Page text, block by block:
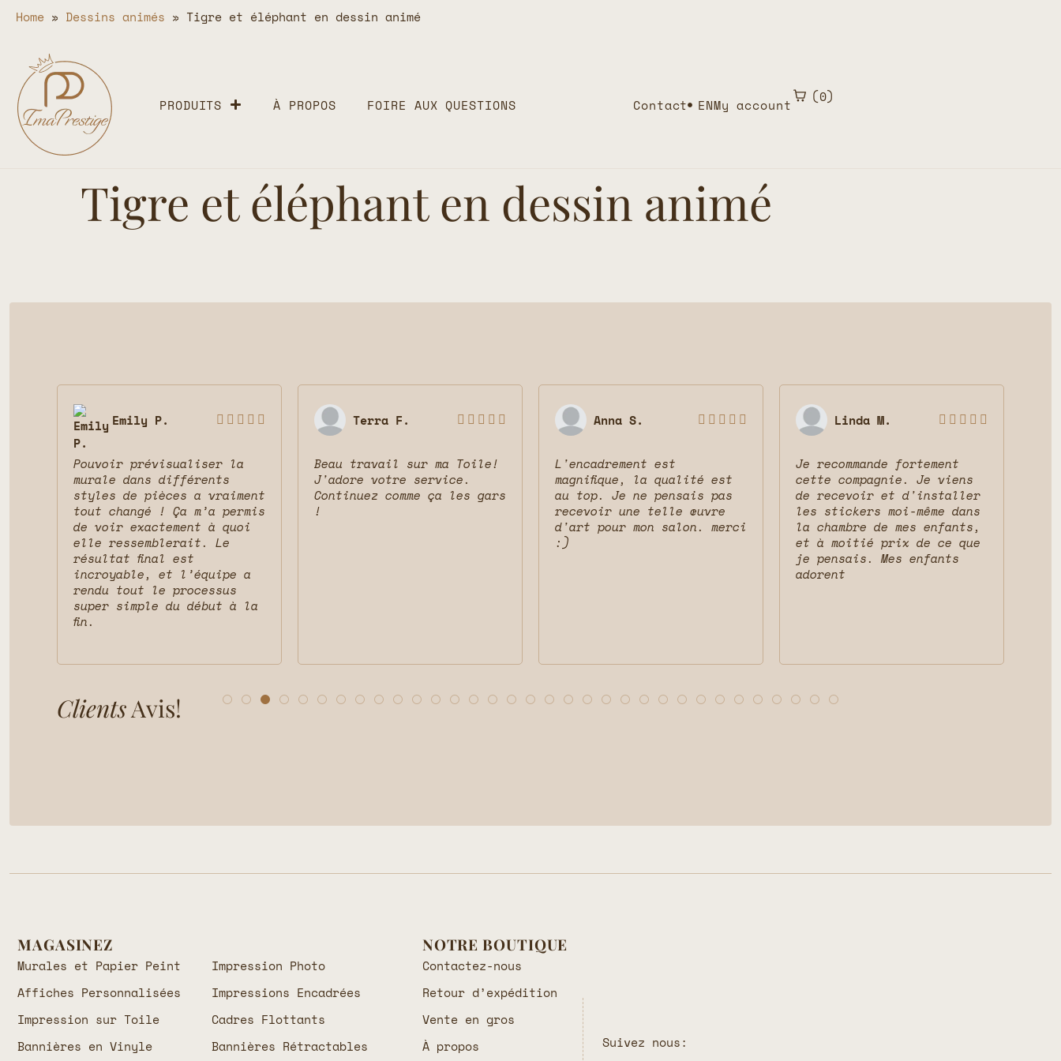
Home » Dessins animés » Tigre et éléphant en dessin animé
PRODUITS À PROPOS FOIRE AUX QUESTIONS Contact ENMy account 0
Tigre et éléphant en dessin animé
Emily P.     
Pouvoir prévisualiser la
murale dans différents
styles de pièces a vraiment
tout changé ! Ça m’a permis
de voir exactement à quoi
elle ressemblerait. Le
résultat final est
incroyable, et l’équipe a
rendu tout le processus
super simple du début à la
fin.
Terra F.     
Beau travail sur ma Toile!
J'adore votre service.
Continuez comme ça les gars
!
Anna S.     
L'encadrement est
magnifique, la qualité est
au top. Je ne pensais pas
recevoir une telle œuvre
d'art pour mon salon. merci
:)
Linda M.     
Je recommande fortement
cette compagnie. Je viens
de recevoir et d'installer
les stickers moi-même dans
la chambre de mes enfants,
et à moitié prix de ce que
je pensais. Mes enfants
adorent
ClientsAvis!
MAGASINEZ
Murales et Papier Peint
Impression Photo
Affiches Personnalisées
Impressions Encadrées
Impression sur Toile
Cadres Flottants
Bannières en Vinyle
Bannières Rétractables
NOTRE BOUTIQUE
Contactez-nous
Retour d’expédition
Vente en gros
À propos
Suivez nous: